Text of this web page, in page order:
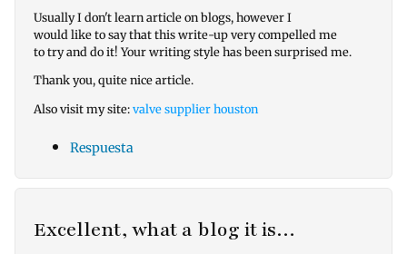
Usually I don't learn article on blogs, however I
would like to say that this write-up very compelled me
to try and do it! Your writing style has been surprised me.
Thank you, quite nice article.
Also visit my site:valve supplier houston
Respuesta
Excellent, what a blog it is…